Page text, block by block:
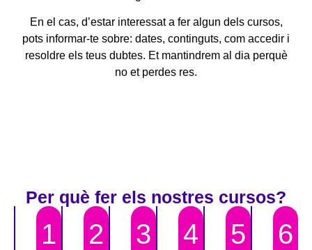
En el cas, d’estar interessat a fer algun dels cursos,
pots informar-te sobre: dates, continguts, com accedir i
resoldre els teus dubtes. Et mantindrem al dia perquè
no et perdes res.
Per què fer els nostres cursos?
1 2 3 4 5 6